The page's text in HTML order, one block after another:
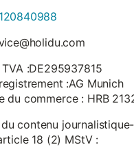
TVA :DE295937815
:AG Munich
du commerce : HRB
du contenu
18 (2) MStV :